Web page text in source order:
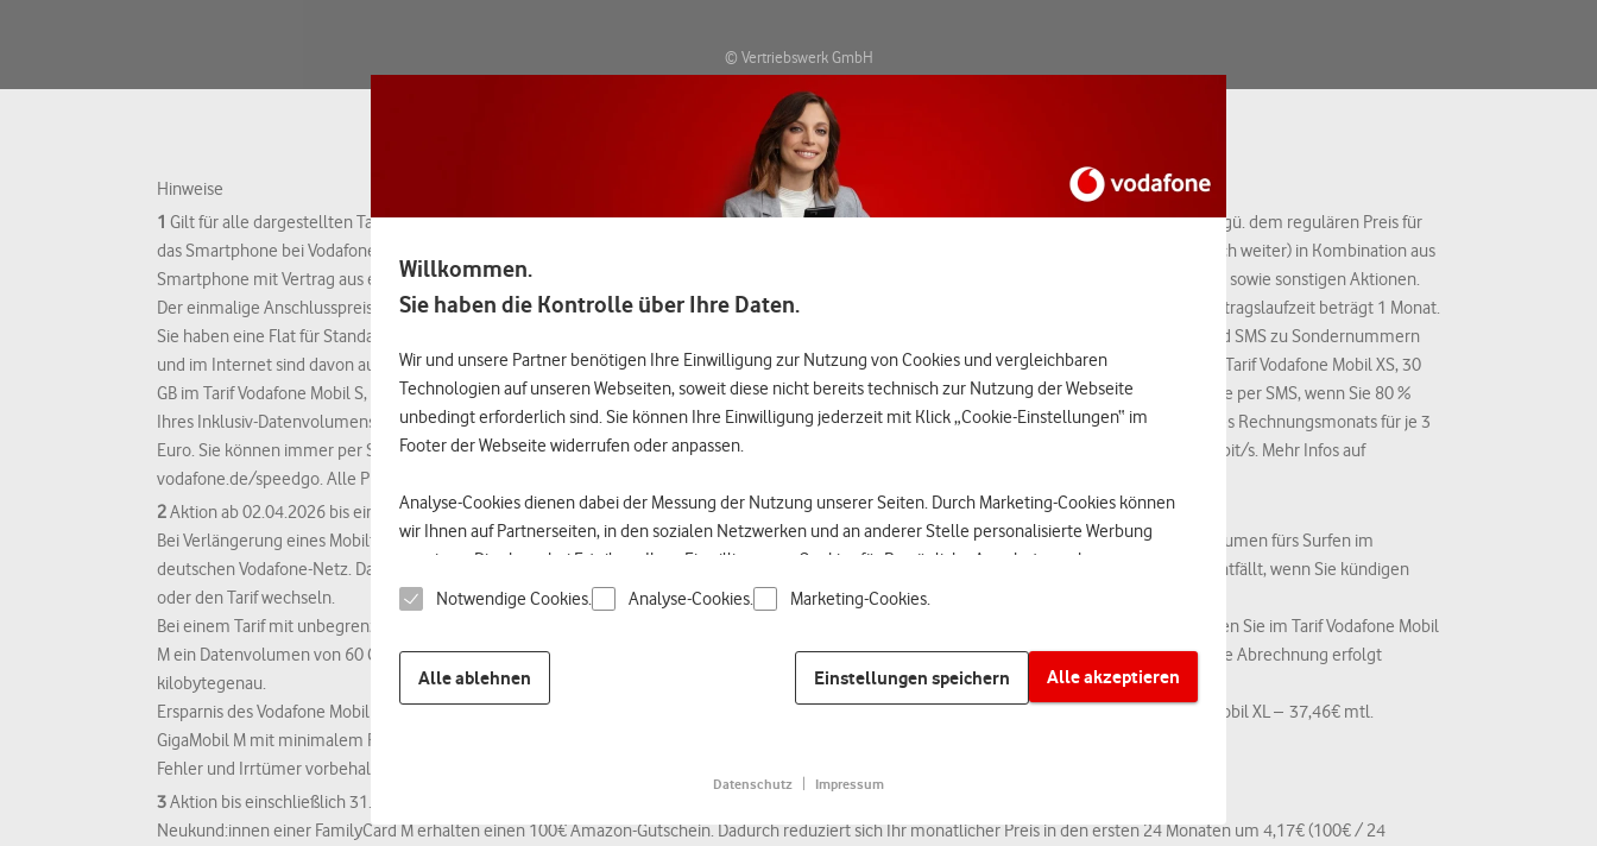
Willkommen.
Sie haben die Kontrolle über Ihre Daten.
Wir und unsere Partner benötigen Ihre Einwilligung zur Nutzung von Cookies und vergleichbaren
Technologien auf unseren Webseiten, soweit diese nicht bereits technisch zur Nutzung der Webseite
unbedingt erforderlich sind. Sie können Ihre Einwilligung jederzeit mit Klick „Cookie-Einstellungen“ im
Footer der Webseite widerrufen oder anpassen.
Analyse-Cookies dienen dabei der Messung der Nutzung unserer Seiten. Durch Marketing-Cookies können
wir Ihnen auf Partnerseiten, in den sozialen Netzwerken und an anderer Stelle personalisierte Werbung
anzeigen. Dies kann bei Erteilung Ihrer Einwilligung zu Cookies für Persönliche Angebote auch
geräteübergreifend erfolgen. Für die Personalisierung werden Nutzungsprofile erstellt, denen weitere Daten
zugeordnet werden können. Hierzu gehört insbesondere Ihre IP-Adresse (Verkehrsdatum) über die wir einen
Datenschutzniveau nicht dem der EU entspricht, z.B. in den USA. Deine Einwilligung erstreckt sich auch
Notwendige Cookies. Analyse-Cookies. Marketing-Cookies.
Alle ablehnen Einstellungen speichern Alle akzeptieren
Datenschutz Impressum
© Vertriebswerk GmbH
Hinweise
1 Gilt für alle dargestellten Tarife sowie Smartphones mit Vertrag: Mögliche Ersparnis ggü. dem regulären Tarifpreis bei Vodafone sowie Ersparnis ggü. dem regulären Preis für
das Smartphone bei Vodafone ohne Vertrag (wenn der UVP des Herstellers höher als der Preis bei Vodafone ist, dann steigt Ihre Ersparnis sogar noch weiter) in Kombination aus
Smartphone mit Vertrag aus einmaliger Zahlung sowie monatlicher Zuzahlung mit höchstem Mitarbeiter-Rabatt und ggf. zzgl. Hardware-Beigaben sowie sonstigen Aktionen.
Der einmalige Anschlusspreis beträgt 39,99 €. Der Vertrag hat eine Mindestlaufzeit von 24 Monaten. Die Kündigungsfrist zum Ende der Mindestvertragslaufzeit beträgt 1 Monat.
Sie haben eine Flat für Standard-Gespräche in deutsche Netze und eine SMS-Flat in deutsche Mobilfunknetze. Konferenzverbindungen, Anrufe und SMS zu Sondernummern
und im Internet sind davon ausgeschlossen. Fürs Surfen im dt. Vodafone-Netz über web.vodafone.de haben Sie ein Inklusiv-Volumen von 15 GB im Tarif Vodafone Mobil XS, 30
GB im Tarif Vodafone Mobil S, 60 GB im Tarif Vodafone Mobil M sowie 120 GB im Tarif Vodafone Mobil L pro Abrechnungszeitraum. Wir informieren Sie per SMS, wenn Sie 80 %
Ihres Inklusiv-Datenvolumens im Monat verbraucht haben. Bei 100 % schalten wir Ihnen weitere 250 MB frei. Maximal 3-mal in Folge innerhalb eines Rechnungsmonats für je 3
Euro. Sie können immer per SMS ablehnen. Dann surfen Sie langsamer, sobald Sie 100 % Ihres Datenvolumens verbraucht haben – mit bis zu 32 kbit/s. Mehr Infos auf
vodafone.de/speedgo. Alle Preise inkl. MwSt. Fehler und Irrtümer vorbehalten. Nur solange Vorrat reicht.
2Aktion ab 02.04.2026 bis einschließlich 31.08.2026, 16 Uhr:
Bei Verlängerung eines Mobilfunkvertrages im Tarif Vodafone Mobil M oder Vodafone Mobil L erhalten Bestandskund:innen unbegrenztes Datenvolumen fürs Surfen im
deutschen Vodafone-Netz. Das zusätzliche Datenvolumen gilt solange der Vertrag unverändert bestehen bleibt. Das zusätzliche Datenvolumen entfällt, wenn Sie kündigen
oder den Tarif wechseln.
Bei einem Tarif mit unbegrenztem Datenvolumen können Sie mit jeder Red+ Karte maximal bis zu 10 GB zuteilen. Fürs Surfen im EU-Ausland haben Sie im Tarif Vodafone Mobil
M ein Datenvolumen von 60 GB und im Tarif Vodafone Mobil L ein Datenvolumen von 120 GB. Nach Verbrauch kostet ein MB in der EU 0,13 Cent. Die Abrechnung erfolgt
kilobytegenau.
Ersparnis des Vodafone Mobil M mit unlimited GB statt 60 GB gegenüber dem Vodafone Mobil XL mit unlimited GB beträgt: 24 x (79,95€ mtl. GigaMobil XL – 37,46€ mtl.
GigaMobil M mit minimalem Rabatt) = 1.019€.
Fehler und Irrtümer vorbehalten.
3Aktion bis einschließlich 31.08.2026, 16 Uhr:
Neukund:innen einer FamilyCard M erhalten einen 100€ Amazon-Gutschein. Dadurch reduziert sich Ihr monatlicher Preis in den ersten 24 Monaten um 4,17€ (100€ / 24